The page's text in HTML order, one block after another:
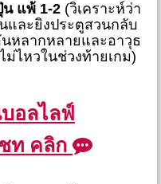
แพ้ 1-2 (วิเคราะห์ว่า
และยิงประตูสวนกลับ
หลากหลายและอาวุธ
ไหวในช่วงท้ายเกม)
อลไลฟ์
ท คลิก